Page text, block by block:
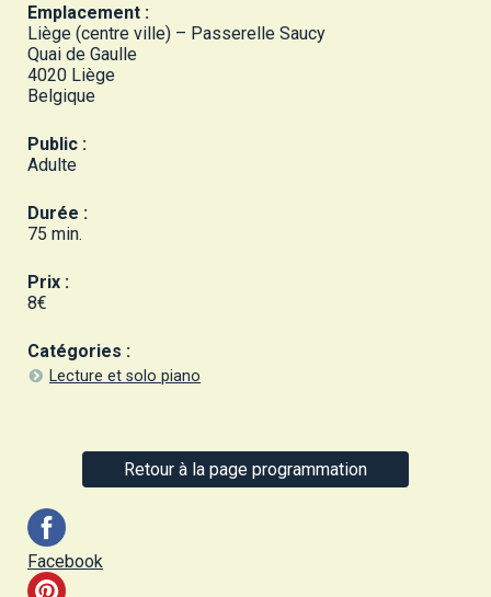
Emplacement :
Liège (centre ville) – Passerelle Saucy
Quai de Gaulle
4020 Liège
Belgique
Public :
Adulte
Durée :
75 min.
Prix :
8€
Catégories :
Lecture et solo piano
Retour à la page programmation
Facebook